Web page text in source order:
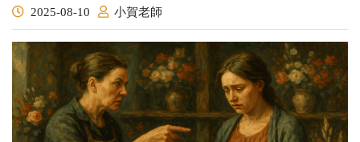
2025-08-10 小賀老師